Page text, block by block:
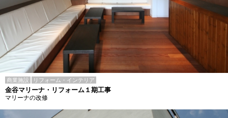
商業施設 リフォーム・インテリア
金谷マリーナ・リフォーム１期工事
マリーナの改修